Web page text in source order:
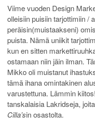
Viime vuoden Design
olleisiin puisiin tarjottimiin /
peräisin(muistaakseni)
puista. Nämä uniikit
kun en sitten
ostamaan niin jäin ilman.
Mikko oli muistanut
tämä ihana omintakinen
varustettuna. Lämmin
tanskalaisia Lakridseja,
Cilla’sin osastolta.